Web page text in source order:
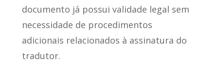
documento já possui validade legal sem
necessidade de procedimentos
adicionais relacionados à assinatura do
tradutor.